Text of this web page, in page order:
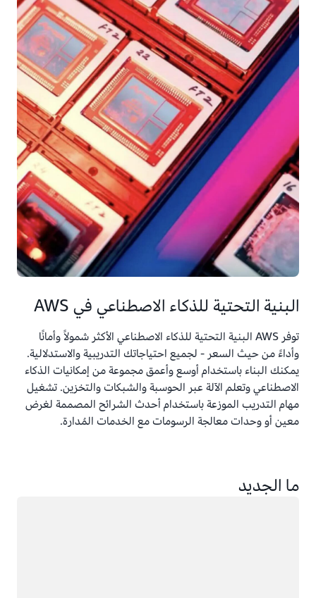
البنية التحتية للذكاء الاصطناعي في AWS
توفر AWS البنية التحتية للذكاء الاصطناعي الأكثر شمولاً وأمانًا
وأداءً من حيث السعر - لجميع احتياجاتك التدريبية والاستدلالية.
يمكنك البناء باستخدام أوسع وأعمق مجموعة من إمكانيات الذكاء
الاصطناعي وتعلم الآلة عبر الحوسبة والشبكات والتخزين. تشغيل
مهام التدريب الموزعة باستخدام أحدث الشرائح المصممة لغرض
معين أو وحدات معالجة الرسومات مع الخدمات المُدارة.
ما الجديد